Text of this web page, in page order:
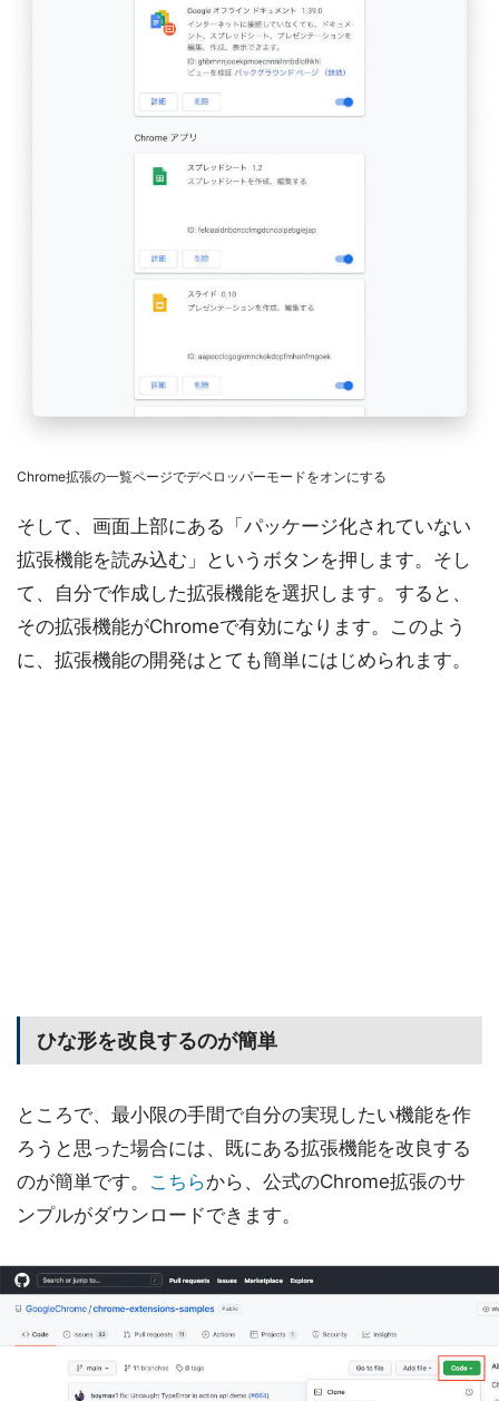
Chrome拡張の一覧ページでデベロッパーモードをオンにする
そして、画面上部にある「パッケージ化されていない
拡張機能を読み込む」というボタンを押します。そし
て、自分で作成した拡張機能を選択します。すると、
その拡張機能がChromeで有効になります。このよう
に、拡張機能の開発はとても簡単にはじめられます。
ひな形を改良するのが簡単
ところで、最小限の手間で自分の実現したい機能を作
ろうと思った場合には、既にある拡張機能を改良する
のが簡単です。 こちらから、公式のChrome拡張のサ
ンプルがダウンロードできます。